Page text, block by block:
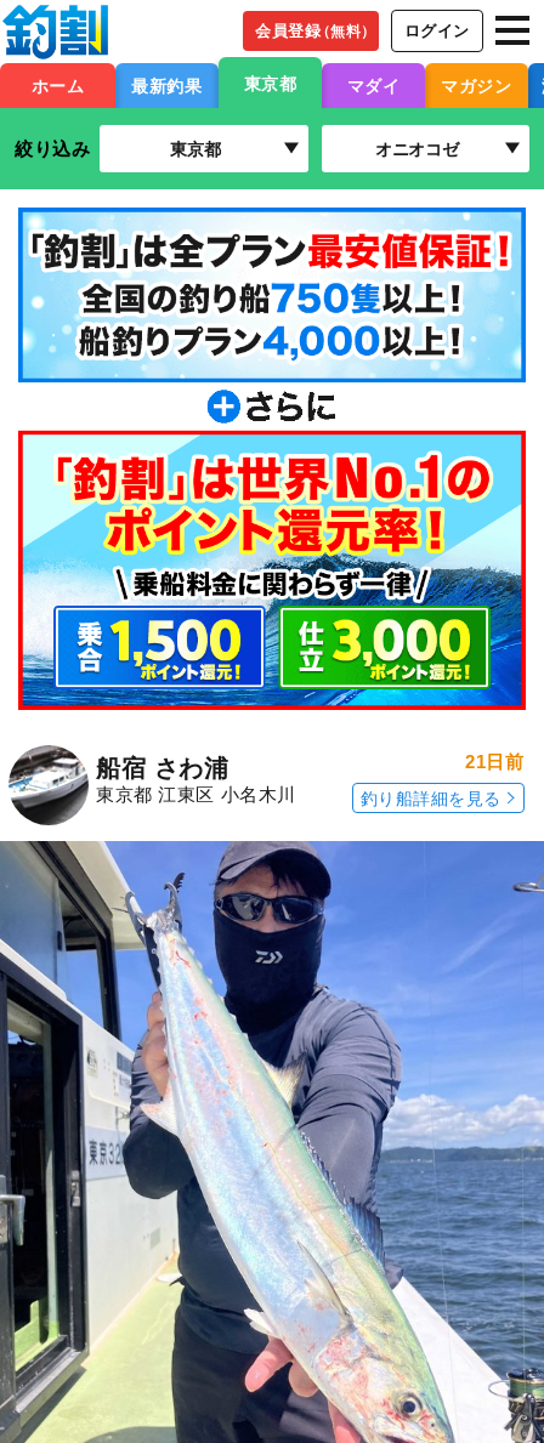
会員登録（無料） ログイン
ホーム 最新釣果 東京都 マダイ マガジン
絞り込み 東京都 オニオコゼ
船宿 さわ浦
東京都 江東区 小名木川
21日前
釣り船詳細を見る